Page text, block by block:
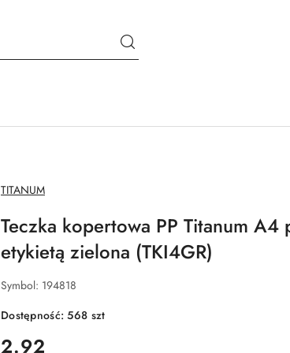
NAZWA
PRODUCENTA:
TITANUM
Teczka kopertowa PP Titanum A4
etykietą zielona (TKI4GR)
Symbol: 194818
Dostępność:568 szt
cena:
2.92